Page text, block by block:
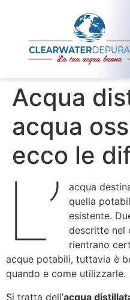
Acqua
acqua
ecco le
L’
acqua
quella
esistente.
descritte nel
rientrano
acque potabili, tuttavia è
quando e come utilizzarle.
Si tratta dell’acqua